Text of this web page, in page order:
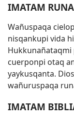
IMATAM
Wañuspaqa
nisqankupi vida
cuerponpi otaq
yaykusqanta.
wañuruspaqa
IMATAM